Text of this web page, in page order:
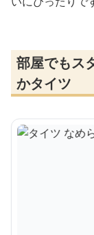
部屋でもス
かタイツ